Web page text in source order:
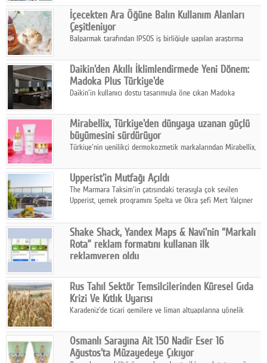
ettiriyor.
İçecekten Ara Öğüne Balın Kullanım Alanları
Çeşitleniyor
Balparmak tarafından IPSOS iş birliğiyle yapılan araştırma
ıhlamur gibi içeceklerde tercih ettiğini ortaya koyuyor.
Daikin'den Akıllı İklimlendirmede Yeni Dönem:
Madoka Plus Türkiye'de
Daikin'in kullanıcı dostu tasarımıyla öne çıkan Madoka
kontrol ünitesi Madoka Plus Türkiye'de satışa sunuldu.
Mirabellix, Türkiye'den dünyaya uzanan güçlü
büyümesini sürdürüyor
Türkiye'nin yenilikçi dermokozmetik markalarından Mirabellix,
ürünleriyle hem yurt içinde hem de uluslararası pazarlarda
büyümesini sürdürüyor.
Upperist'in Mutfağı Açıldı
The Marmara Taksim'in çatısındaki terasıyla çok sevilen
Upperist, yemek programını Spelta ve Okra şefi Mert Yalçıner
Shake Shack, Yandex Maps & Navi'nin “Markalı
Rota” reklam formatını kullanan ilk
reklamveren oldu
artırmak amacıyla Cereyan Medya ve Yandex Ads iş birliğiyle
Yandex Maps & Navi'nin yeni "Markalı Rota" reklam formatını
kullanan ilk marka oldu.
Rus Tahıl Sektör Temsilcilerinden Küresel Gıda
Krizi Ve Kıtlık Uyarısı
Karadeniz'de ticari gemilere ve liman altyapılarına yönelik
geçirdi.
Osmanlı Sarayına Ait 150 Nadir Eser 16
Ağustos'ta Müzayedeye Çıkıyor